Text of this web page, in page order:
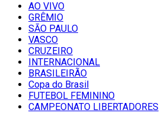
AO VIVO
GRÊMIO
SĀO PAULO
VASCO
CRUZEIRO
INTERNACIONAL
BRASILEIRÃO
Copa do Brasil
FUTEBOL FEMININO
CAMPEONATO LIBERTADORES